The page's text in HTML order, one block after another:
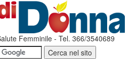
Femminile - Tel. 366/3540689